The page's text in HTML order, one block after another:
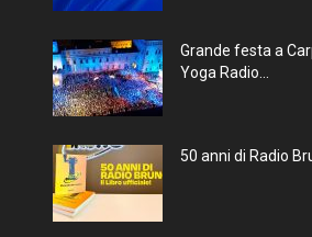
Grande festa a
Yoga Radio...
50 anni di Radio